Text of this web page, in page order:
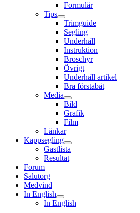
Formulär
Tips
Trimguide
Segling
Underhåll
Instruktion
Broschyr
Övrigt
Underhåll artikel
Bra förstabåt
Media
Bild
Grafik
Film
Länkar
Kappsegling
Gastlista
Resultat
Forum
Salutorg
Medvind
In English
In English